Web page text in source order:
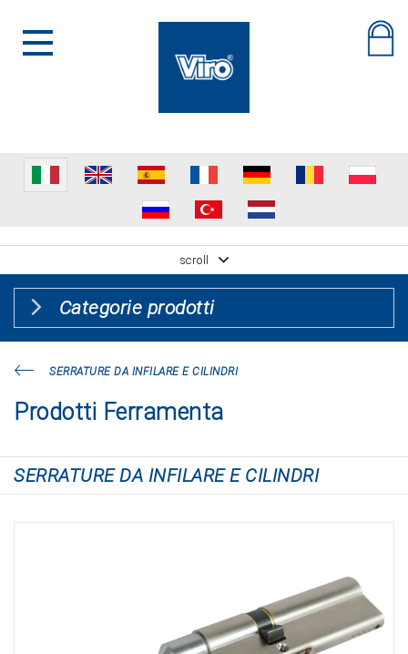
scroll
Categorie prodotti
SERRATURE DA INFILARE E CILINDRI
Prodotti Ferramenta
SERRATURE DA INFILARE E CILINDRI